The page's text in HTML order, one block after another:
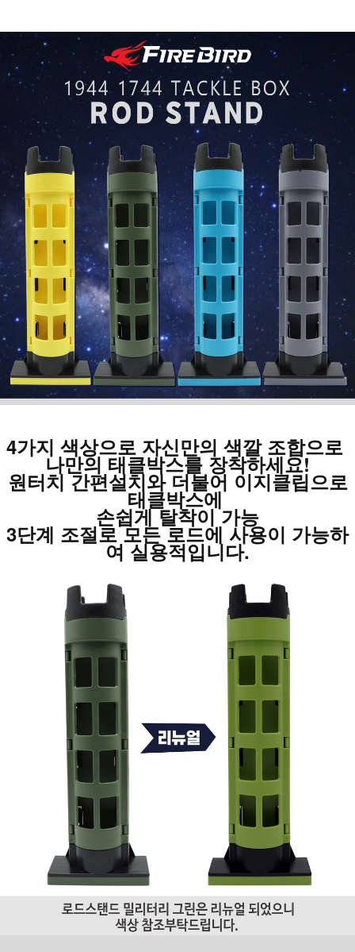
4가지 색상으로 자신만의 색깔 조합으로
나만의 태클박스를 장착하세요!
원터치 간편설치와 더불어 이지클립으로
태클박스에
손쉽게 탈착이 가능
3단계 조절로 모든 로드에 사용이 가능하
여 실용적입니다.